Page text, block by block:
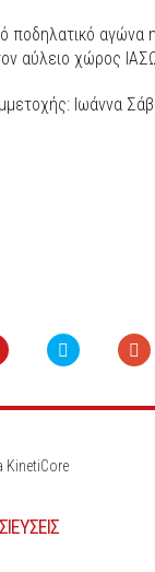
ποδηλατικό
αύλειο χώρος
Ιωάννα
KinetiCore